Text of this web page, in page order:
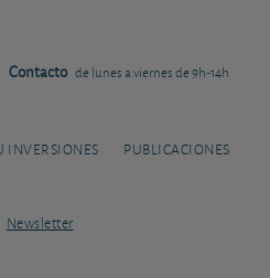
Contacto de lunes a viernes de 9h-14h
INVERSIONES PUBLICACIONES
Newsletter